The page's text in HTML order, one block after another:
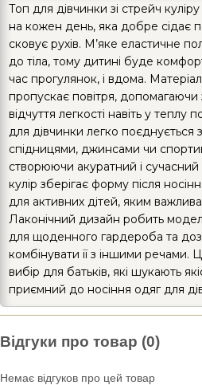
Топ для дівчинки зі стрейч
на кожен день, яка добре сідає
сковує рухів. М’яке еластичне
до тіла, тому дитині буде
час прогулянок, і вдома.
пропускає повітря, допомагаючи
відчуття легкості навіть у теплу
для дівчинки легко поєднується
спідницями, джинсами чи
створюючи акуратний і
кулір зберігає форму після
для активних дітей, яким
Лаконічний дизайн робить
для щоденного гардероба та
комбінувати її з іншими речами.
вибір для батьків, які шукають
приємний до носіння одяг для
Відгуки про товар (0)
Немає відгуков про цей товар